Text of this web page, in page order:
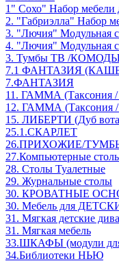
1" Сохо" Набор мебели
2. "Габриэлла" Набор
3. "Лючия" Модульная
4. "Лючия" Модульная
3. Тумбы ТВ /
7.1 ФАНТАЗИЯ
7.ФАНТАЗИЯ
11. ГАММА (Таксония
12. ГАММА (Таксония /
15. ЛИБЕРТИ (Дуб
25.1.СКАРЛЕТ
26.ПРИХОЖИЕ/
27.Компьютерные
28. Столы Туалетные
29. Журнальные столы
30. КРОВАТНЫЕ
30. Мебель для
31. Мягкая детские
31. Мягкая мебель
33.ШКАФЫ (модули для
34.Библиотеки НЬЮ